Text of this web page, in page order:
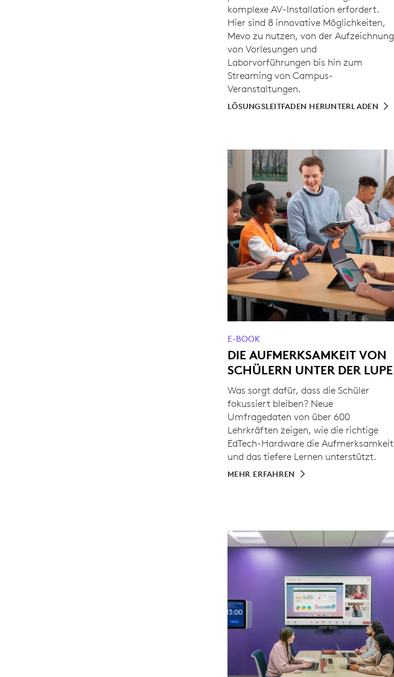
komplexe AV-Installation erfordert.
Hier sind 8 innovative Möglichkeiten,
Mevo zu nutzen, von der Aufzeichnung
von Vorlesungen und
Laborvorführungen bis hin zum
Streaming von Campus-
Veranstaltungen.
LÖSUNGSLEITFADEN HERUNTERLADEN
E-BOOK
DIE AUFMERKSAMKEIT VON
SCHÜLERN UNTER DER LUPE
Was sorgt dafür, dass die Schüler
fokussiert bleiben? Neue
Umfragedaten von über 600
Lehrkräften zeigen, wie die richtige
EdTech-Hardware die Aufmerksamkeit
und das tiefere Lernen unterstützt.
MEHR ERFAHREN